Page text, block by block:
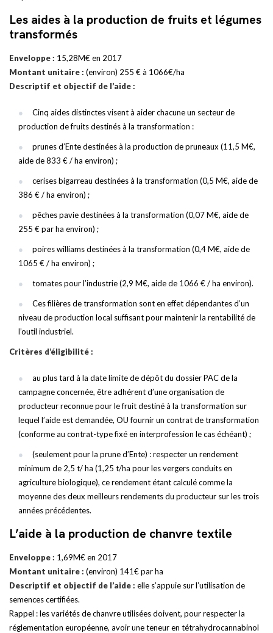
Les aides à la production de fruits et légumes
transformés
Enveloppe : 15,28M€ en 2017
Montant unitaire : (environ) 255 € à 1066€/ha
Descriptif et objectif de l’aide :
Cinq aides distinctes visent à aider chacune un secteur de
production de fruits destinés à la transformation :
prunes d’Ente destinées à la production de pruneaux (11,5 M€,
aide de 833 € / ha environ) ;
cerises bigarreau destinées à la transformation (0,5 M€, aide de
386 € / ha environ) ;
pêches pavie destinées à la transformation (0,07 M€, aide de
255 € par ha environ) ;
poires williams destinées à la transformation (0,4 M€, aide de
1065 € / ha environ) ;
tomates pour l’industrie (2,9 M€, aide de 1066 € / ha environ).
Ces filières de transformation sont en effet dépendantes d’un
niveau de production local suffisant pour maintenir la rentabilité de
l’outil industriel.
Critères d’éligibilité :
au plus tard à la date limite de dépôt du dossier PAC de la
campagne concernée, être adhérent d’une organisation de
producteur reconnue pour le fruit destiné à la transformation sur
lequel l’aide est demandée, OU fournir un contrat de transformation
(conforme au contrat-type fixé en interprofession le cas échéant) ;
(seulement pour la prune d’Ente) : respecter un rendement
minimum de 2,5 t/ ha (1,25 t/ha pour les vergers conduits en
agriculture biologique), ce rendement étant calculé comme la
moyenne des deux meilleurs rendements du producteur sur les trois
années précédentes.
L’aide à la production de chanvre textile
Enveloppe : 1,69M€ en 2017
Montant unitaire : (environ) 141€ par ha
Descriptif et objectif de l’aide : elle s’appuie sur l’utilisation de
semences certifiées.
Rappel : les variétés de chanvre utilisées doivent, pour respecter la
réglementation européenne, avoir une teneur en tétrahydrocannabinol